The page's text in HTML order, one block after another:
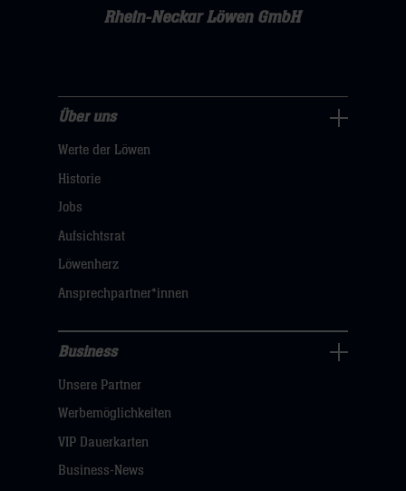
Rhein-Neckar Löwen GmbH
uns
Navigation
öffnen,
hier
Über uns
Werte der Löwen
Historie
Jobs
Aufsichtsrat
Löwenherz
Ansprechpartner*innen
Navigation
öffnen,
dann
klicken
Business
Unsere Partner
Werbemöglichkeiten
VIP Dauerkarten
Business-News